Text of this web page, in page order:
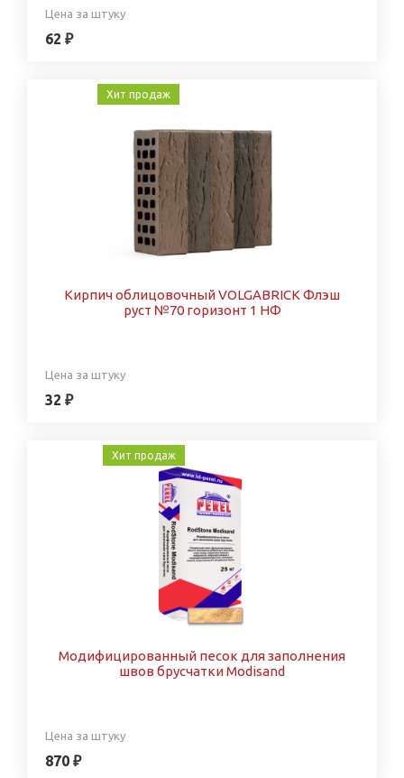
Цена за штуку
62 ₽
Хит продаж
Кирпич облицовочный VOLGABRICK Флэш
руст №70 горизонт 1 НФ
Цена за штуку
32 ₽
Хит продаж
Модифицированный песок для заполнения
швов брусчатки Modisand
Цена за штуку
870 ₽